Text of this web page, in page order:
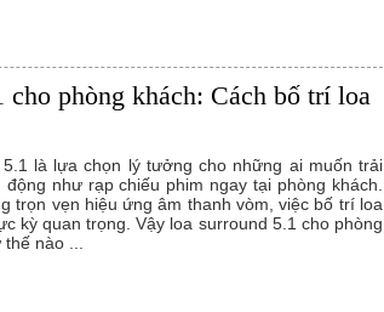
cho phòng khách: Cách bố trí loa
là lựa chọn lý tưởng cho những ai muốn trải
như rạp chiếu phim ngay tại phòng khách.
trọn vẹn hiệu ứng âm thanh vòm, việc bố trí loa
kỳ quan trọng. Vậy loa surround 5.1 cho phòng
nào ...